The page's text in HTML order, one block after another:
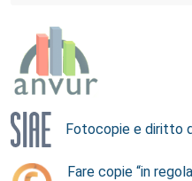
Fotocopie e diritto
Fare copie “in